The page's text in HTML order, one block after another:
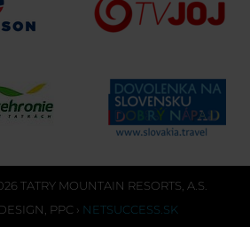
TATRY MOUNTAIN RESORTS, A.S.
PPC › NETSUCCESS.SK